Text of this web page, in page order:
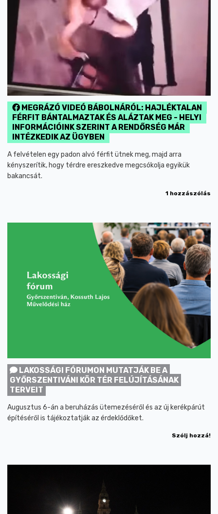
MEGRÁZÓ VIDEÓ BÁBOLNÁRÓL: HAJLÉKTALAN
FÉRFIT BÁNTALMAZTAK ÉS ALÁZTAK MEG - HELYI
INFORMÁCIÓINK SZERINT A RENDŐRSÉG MÁR
INTÉZKEDIK AZ ÜGYBEN
A felvételen egy padon alvó férfit ütnek meg, majd arra
kényszerítik, hogy térdre ereszkedve megcsókolja egyikük
bakancsát.
1 hozzászólás
LAKOSSÁGI FÓRUMON MUTATJÁK BE A
GYŐRSZENTIVÁNI KÖR TÉR FELÚJÍTÁSÁNAK
TERVEIT
Augusztus 6-án a beruházás ütemezéséről és az új kerékpárút
építéséről is tájékoztatják az érdeklődőket.
Szólj hozzá!